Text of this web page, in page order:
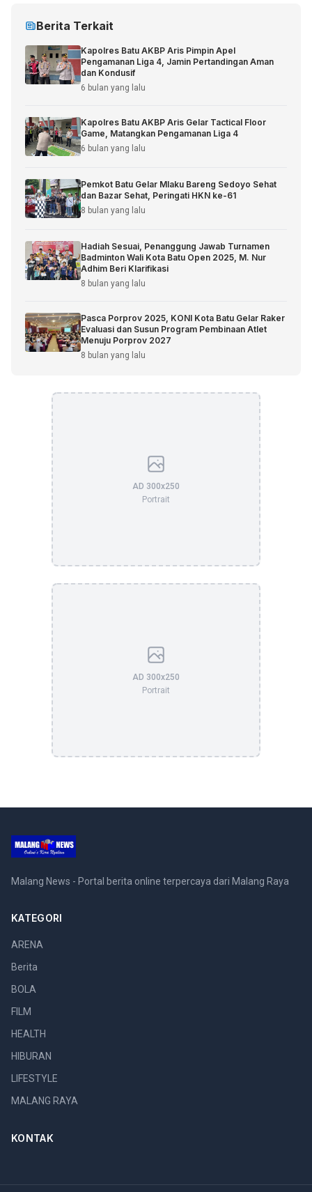
Berita Terkait
Kapolres Batu AKBP Aris Pimpin Apel
Pengamanan Liga 4, Jamin Pertandingan Aman
dan Kondusif
6 bulan yang lalu
Kapolres Batu AKBP Aris Gelar Tactical Floor
Game, Matangkan Pengamanan Liga 4
6 bulan yang lalu
Pemkot Batu Gelar Mlaku Bareng Sedoyo Sehat
dan Bazar Sehat, Peringati HKN ke-61
8 bulan yang lalu
Hadiah Sesuai, Penanggung Jawab Turnamen
Badminton Wali Kota Batu Open 2025, M. Nur
Adhim Beri Klarifikasi
8 bulan yang lalu
Pasca Porprov 2025, KONI Kota Batu Gelar Raker
Evaluasi dan Susun Program Pembinaan Atlet
Menuju Porprov 2027
8 bulan yang lalu
AD 300x250
Portrait
AD 300x250
Portrait
Malang News - Portal berita online terpercaya dari Malang Raya
KATEGORI
ARENA
Berita
BOLA
FILM
HEALTH
HIBURAN
LIFESTYLE
MALANG RAYA
KONTAK